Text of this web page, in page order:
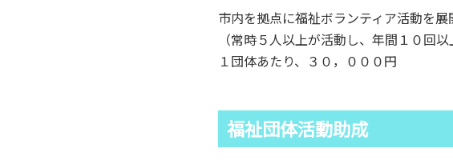
市内を拠点に福祉ボランティア活動を
（常時５人以上が活動し、年間１０回以
１団体あたり、３０，０００円
福祉団体活動助成